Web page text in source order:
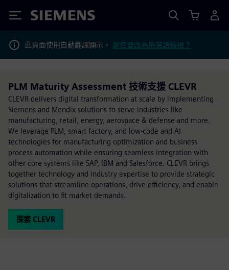
Siemens
此頁面使用自動翻譯顯示。 是否要改為用英語檢視？
PLM Maturity Assessment 技術支援 CLEVR
CLEVR delivers digital transformation at scale by implementing
Siemens and Mendix solutions to serve industries like
manufacturing, retail, energy, aerospace & defense and more.
We leverage PLM, smart factory, and low-code and AI
technologies for manufacturing optimization and business
process automation while ensuring seamless integration with
other core systems like SAP, IBM and Salesforce. CLEVR brings
together technology and industry expertise to provide strategic
solutions that streamline operations, drive efficiency, and enable
digitalization to fit market demands.
探索 CLEVR